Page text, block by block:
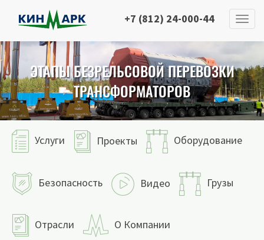
+7 (812) 24-000-44
ЭТАПЫ БЕЗРЕЛЬСОВОЙ ПЕРЕВОЗКИ
ТРАНСФОРМАТОРОВ
Услуги Проекты Оборудование
Безопасность Видео Грузы
Отрасли О Компании